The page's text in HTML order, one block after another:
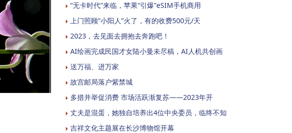
“无卡时代”来临，苹果“引爆”eSIM手机商用
上门照顾“小阳人”火了，有的收费500元/天
2023，去见面去拥抱去奔跑吧！
AI绘画完成民国才女陆小曼未尽稿，AI人机共创画
送万福、进万家
故宫邮局落户紫禁城
多措并举促消费 市场活跃渐复苏——2023年开
丈夫是混蛋，她独自培养出4位中央委员，临终不知
吉祥文化主题展在长沙博物馆开幕